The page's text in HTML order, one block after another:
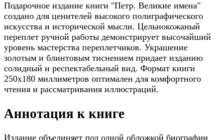
Подарочное издание книги "Петр. Великие имена"
создано для ценителей высокого полиграфического
искусства и исторической мысли. Цельнокожаный
переплет ручной работы демонстрирует высочайший
уровень мастерства переплетчиков. Украшение
золотым и блинтовым тиснением придает изданию
солидный и респектабельный вид. Формат книги
250х180 миллиметров оптимален для комфортного
чтения и рассматривания иллюстраций.
Аннотация к книге
Издание объединяет под одной обложкой биографии